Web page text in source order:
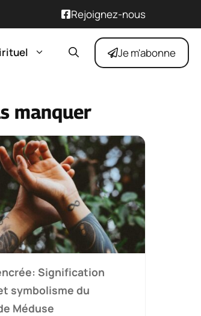
Rejoignez-nous
Je m'abonne
manquer
Signification
symbolisme du
Méduse